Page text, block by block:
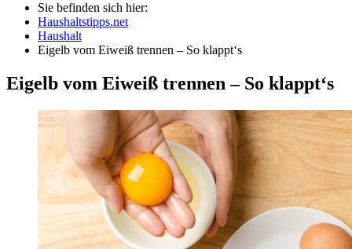
Sie befinden sich hier:
Haushaltstipps.net
Haushalt
Eigelb vom Eiweiß trennen – So klappt‘s
Eigelb vom Eiweiß trennen – So klappt‘s